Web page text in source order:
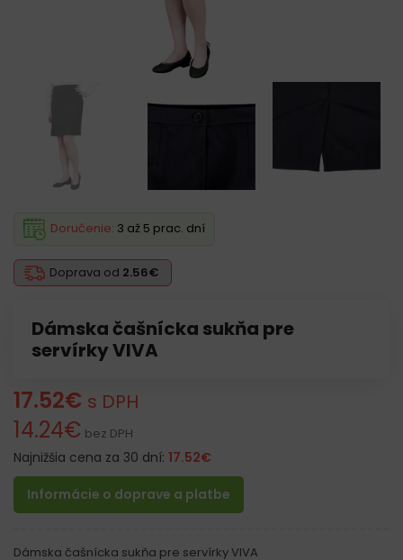
Dámska čašnícka sukňa pre
servírky VIVA
Doprava od 2.56€
Doručenie: 3 až 5 prac. dní
17.52€ s DPH
14.24€ bez DPH
Najnižšia cena za 30 dní: 17.52€
Informácie o doprave a platbe
Dámska čašnícka sukňa pre servírky VIVA